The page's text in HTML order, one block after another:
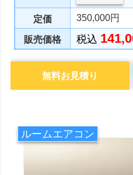
定価 350,000円
販売価格 税込
無料お見積り
ルームエアコン